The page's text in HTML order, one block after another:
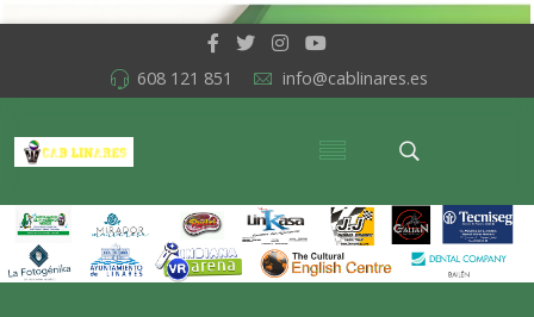
608 121 851 info@cablinares.es